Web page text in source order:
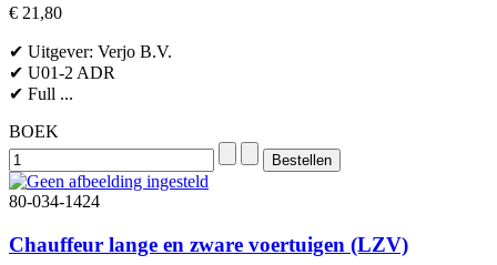
€ 21,80
✔ Uitgever: Verjo B.V.
✔ U01-2 ADR
✔ Full ...
BOEK
80-034-1424
Chauffeur lange en zware voertuigen (LZV)